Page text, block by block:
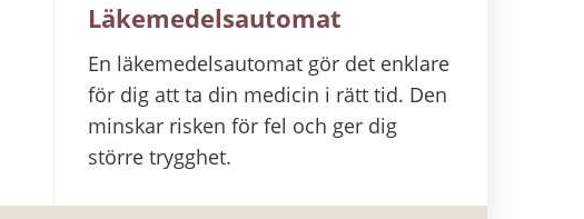
Läkemedelsautomat
En läkemedelsautomat gör det enklare
för dig att ta din medicin i rätt tid. Den
minskar risken för fel och ger dig
större trygghet.